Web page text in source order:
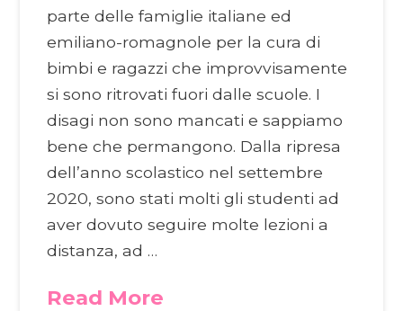
parte delle famiglie italiane ed
emiliano-romagnole per la cura di
bimbi e ragazzi che improvvisamente
si sono ritrovati fuori dalle scuole. I
disagi non sono mancati e sappiamo
bene che permangono. Dalla ripresa
dell’anno scolastico nel settembre
2020, sono stati molti gli studenti ad
aver dovuto seguire molte lezioni a
distanza, ad …
Read More